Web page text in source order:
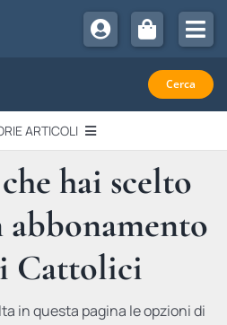
Cerca
ARTICOLI
NUMERO
hai scelto
Cattolici
in questa pagina le opzioni di